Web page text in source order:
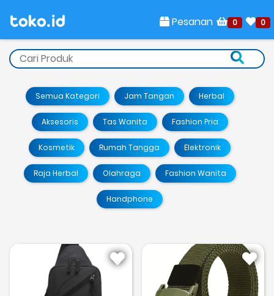
Pesanan 0 0
Semua Kategori Jam Tangan Herbal
Aksesoris Tas Wanita Fashion Pria
Kosmetik Rumah Tangga Elektronik
Raja Herbal Olahraga Fashion Wanita
Handphone